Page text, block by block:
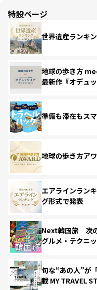
特設ページ
世界遺産ランキ
地球の歩き方
最新作『オデュッ
準備も滞在もス
地球の歩き方ア
エアラインラン
グ形式で発表
Next韓国旅 次の
グルメ・テクニ
旬な“あの人”が
載 MY TRAVEL